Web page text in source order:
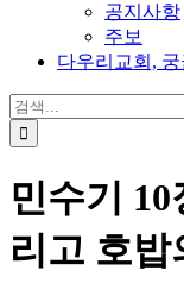
공지사항
주보
다우리교회,
검
색
...
민수기
리고 호밥